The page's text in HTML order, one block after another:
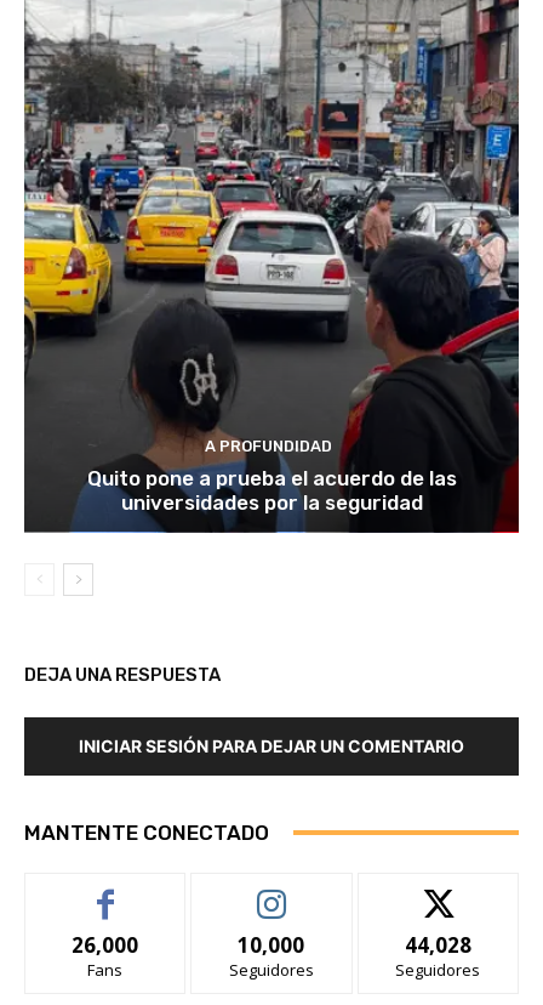
A PROFUNDIDAD
Quito pone a prueba el acuerdo de las
universidades por la seguridad
DEJA UNA RESPUESTA
INICIAR SESIÓN PARA DEJAR UN COMENTARIO
MANTENTE CONECTADO
26,000
Fans
10,000
Seguidores
44,028
Seguidores